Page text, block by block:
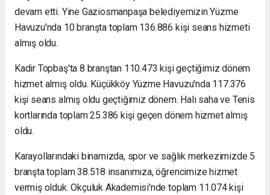
devam etti. Yine Gaziosmanpaşa belediyemizin Yüzme
Havuzu'nda 10 branşta toplam 136.886 kişi seans hizmeti
almış oldu.
Kadir Topbaş'ta 8 branştan 110.473 kişi geçtiğimiz dönem
hizmet almış oldu. Küçükköy Yüzme Havuzu'nda 117.376
kişi seans almış oldu geçtiğimiz dönem. Halı saha ve Tenis
kortlarında toplam 25.386 kişi geçen dönem hizmet almış
oldu.
Karayollarındaki binamızda, spor ve sağlık merkezimizde 5
branşta toplam 38.518 insanımıza, öğrencimize hizmet
vermiş olduk. Okçuluk Akademisi'nde toplam 11.074 kişi